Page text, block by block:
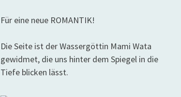
Für eine neue ROMANTIK!
Die Seite ist der Wassergöttin Mami Wata
gewidmet, die uns hinter dem Spiegel in die
Tiefe blicken lässt.